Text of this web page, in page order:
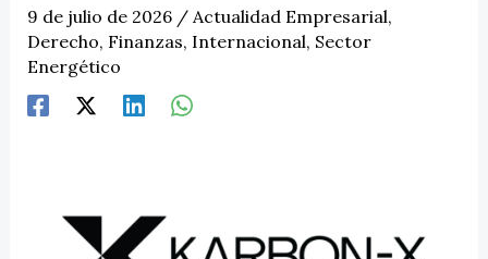
9 de julio de 2026 / Actualidad Empresarial,
Derecho, Finanzas, Internacional, Sector
Energético